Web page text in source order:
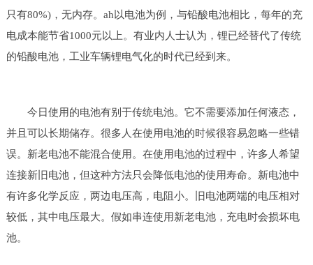
只有80%)，无内存。ah以电池为例，与铅酸电池相比，每年的充
电成本能节省1000元以上。有业内人士认为，锂已经替代了传统
的铅酸电池，工业车辆锂电气化的时代已经到来。
今日使用的电池有别于传统电池。它不需要添加任何液态，
并且可以长期储存。很多人在使用电池的时候很容易忽略一些错
误。新老电池不能混合使用。在使用电池的过程中，许多人希望
连接新旧电池，但这种方法只会降低电池的使用寿命。新电池中
有许多化学反应，两边电压高，电阻小。旧电池两端的电压相对
较低，其中电压最大。假如串连使用新老电池，充电时会损坏电
池。